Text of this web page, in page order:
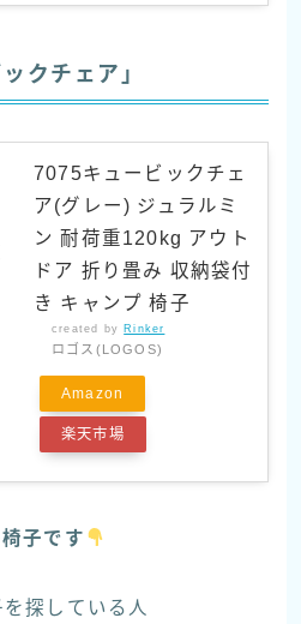
クチェア」
7075キュービックチェ
ア(グレー) ジュラルミ
ン 耐荷重120kg アウト
ドア 折り畳み 収納袋付
き キャンプ 椅子
created by Rinker
ロゴス(LOGOS)
Amazon
楽天市場
子です
探している人